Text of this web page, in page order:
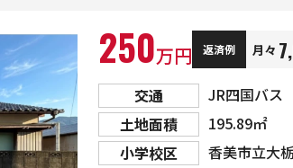
250万円 返済例 月々
交通 JR四国バス
土地面積
195.89㎡
小学校区
香美市立大